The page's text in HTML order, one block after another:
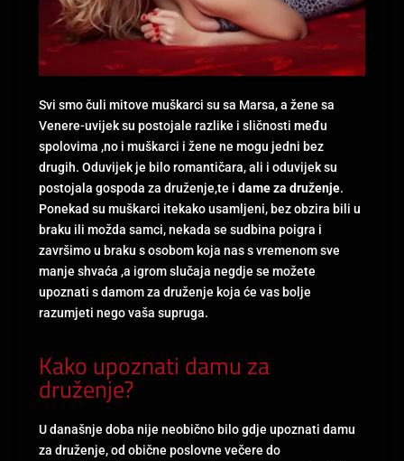
Svi smo čuli mitove muškarci su sa Marsa, a žene sa
Venere-uvijek su postojale razlike i sličnosti među
spolovima ,no i muškarci i žene ne mogu jedni bez
drugih. Oduvijek je bilo romantičara, ali i oduvijek su
postojala gospoda za druženje,te i dame za druženje.
Ponekad su muškarci itekako usamljeni, bez obzira bili u
braku ili možda samci, nekada se sudbina poigra i
završimo u braku s osobom koja nas s vremenom sve
manje shvaća ,a igrom slučaja negdje se možete
upoznati s damom za druženje koja će vas bolje
razumjeti nego vaša supruga.
Kako upoznati damu za
druženje?
U današnje doba nije neobično bilo gdje upoznati damu
za druženje, od obične poslovne večere do